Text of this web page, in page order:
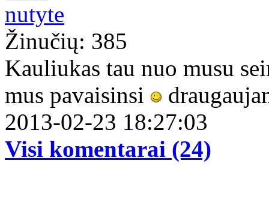
nutyte
Žinučių: 385
Kauliukas tau nuo musu
mus pavaisinsi
2013-02-23 18:27:03
Visi komentarai (24)